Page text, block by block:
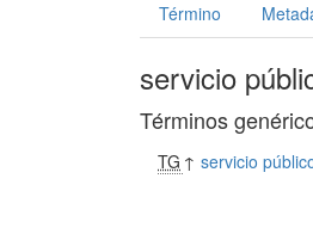
Término
servicio
Términos
TG ↑servicio